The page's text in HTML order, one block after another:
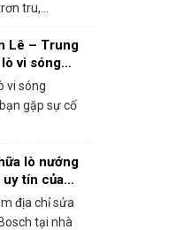
tru,...
Lê – Trung
vi sóng
vi sóng
gặp sự cố
lò nướng
uy tín của
Bosch
địa chỉ sửa
tại nhà